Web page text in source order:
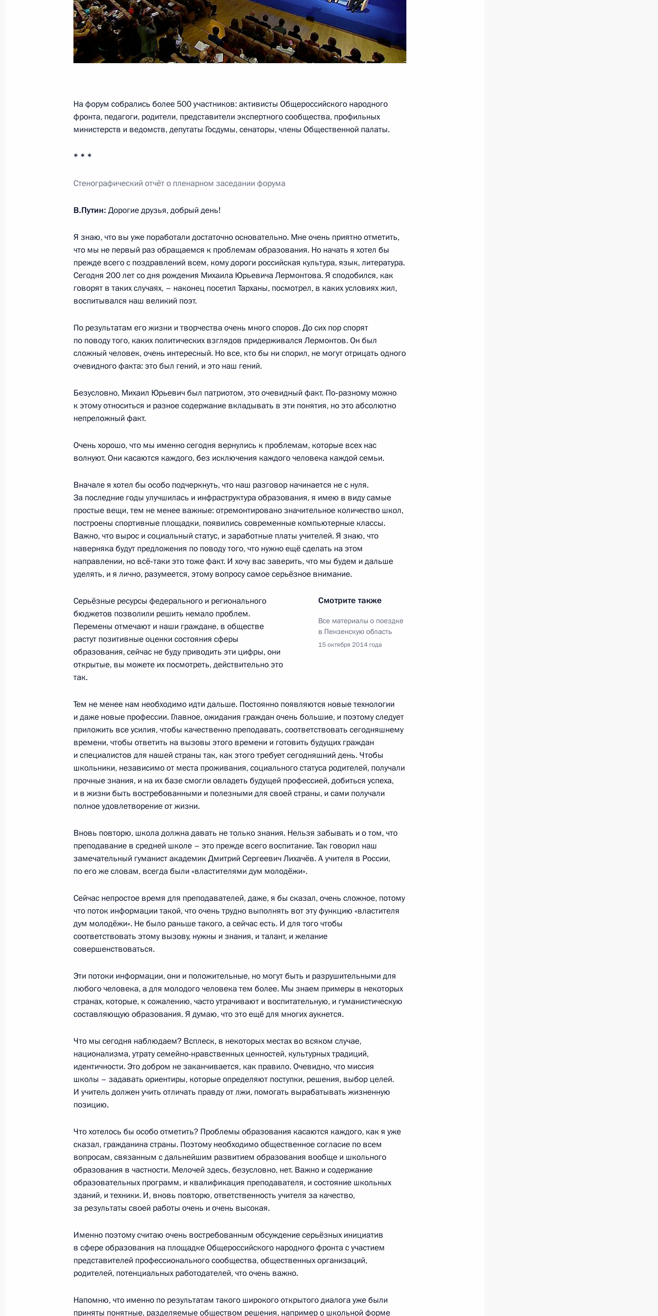
Встреча с Федеральным канцлером Австрии Вернером
Файманом
Встреча с премьер-министром Италии Маттео Ренци
17 октября 2014 года, 18:30 Милан
Саммит АСЕМ
17 октября 2014 года, 13:45 Милан
7
Рабочий завтрак от имени премьер-министра Италии Маттео
17 октября 2014 года, 12:10 Милан
Встреча с Сильвио Берлускони
17 октября 2014 года, 04:50 Милан
17 октября 2014 года, 04:30 Милан
Встреча с Президентом Италии Джорджо Наполитано
17 октября 2014 года, 00:45 Милан
16 октября 2014 года, четверг
Президент России прибыл в Милан для участия в саммите
Военный парад «Шаг победителя» в честь 70-летия
освобождения Белграда
16 октября 2014 года, 19:30
Беседа с Председателем Правительства Сербии Александром
Вучичем
16 октября 2014 года, 17:40 Белград
9
Владимиру Путину вручён Орден Республики Сербии I степени
Беседа с Президентом Сербии Томиславом Николичем
Посещение Мемориального комплекса освободителям Белграда
16 октября 2014 года, 15:00 Сербия
15 октября 2014 года, среда
Интервью газете «Политика»
Форум Общероссийского народного фронта «Качественное
образование во имя страны»
15 октября 2014 года, 21:20
Посещение Лермонтовского музея-заповедника «Тарханы»
15 октября 2014 года, 18:00 Пензенская область, село Лермонтово
Подписан закон, уточняющий порядок оформления ходатайства
15 октября 2014 года, 12:45
безнадзорности и правонарушений несовершеннолетних
15 октября 2014 года, 12:30
На форум собрались более 500 участников: активисты Общероссийского народного
фронта, педагоги, родители, представители экспертного сообщества, профильных
министерств и ведомств, депутаты Госдумы, сенаторы, члены Общественной палаты.
* * *
Стенографический отчёт о пленарном заседании форума
В.Путин: Дорогие друзья, добрый день!
Я знаю, что вы уже поработали достаточно основательно. Мне очень приятно отметить,
что мы не первый раз обращаемся к проблемам образования. Но начать я хотел бы
прежде всего с поздравлений всем, кому дороги российская культура, язык, литература.
Сегодня 200 лет со дня рождения Михаила Юрьевича Лермонтова. Я сподобился, как
говорят в таких случаях, – наконец посетил Тарханы, посмотрел, в каких условиях жил,
воспитывался наш великий поэт.
По результатам его жизни и творчества очень много споров. До сих пор спорят
по поводу того, каких политических взглядов придерживался Лермонтов. Он был
сложный человек, очень интересный. Но все, кто бы ни спорил, не могут отрицать одного
очевидного факта: это был гений, и это наш гений.
Безусловно, Михаил Юрьевич был патриотом, это очевидный факт. По‑разному можно
к этому относиться и разное содержание вкладывать в эти понятия, но это абсолютно
непреложный факт.
Очень хорошо, что мы именно сегодня вернулись к проблемам, которые всех нас
волнуют. Они касаются каждого, без исключения каждого человека каждой семьи.
Вначале я хотел бы особо подчеркнуть, что наш разговор начинается не с нуля.
За последние годы улучшилась и инфраструктура образования, я имею в виду самые
простые вещи, тем не менее важные: отремонтировано значительное количество школ,
построены спортивные площадки, появились современные компьютерные классы.
Важно, что вырос и социальный статус, и заработные платы учителей. Я знаю, что
наверняка будут предложения по поводу того, что нужно ещё сделать на этом
направлении, но всё‑таки это тоже факт. И хочу вас заверить, что мы будем и дальше
уделять, и я лично, разумеется, этому вопросу самое серьёзное внимание.
Смотрите также
Все материалы о поездке
в Пензенскую область
15 октября 2014 года
Серьёзные ресурсы федерального и регионального
бюджетов позволили решить немало проблем.
Перемены отмечают и наши граждане, в обществе
растут позитивные оценки состояния сферы
образования, сейчас не буду приводить эти цифры, они
открытые, вы можете их посмотреть, действительно это
так.
Тем не менее нам необходимо идти дальше. Постоянно появляются новые технологии
и даже новые профессии. Главное, ожидания граждан очень большие, и поэтому следует
приложить все усилия, чтобы качественно преподавать, соответствовать сегодняшнему
времени, чтобы ответить на вызовы этого времени и готовить будущих граждан
и специалистов для нашей страны так, как этого требует сегодняшний день. Чтобы
школьники, независимо от места проживания, социального статуса родителей, получали
прочные знания, и на их базе смогли овладеть будущей профессией, добиться успеха,
и в жизни быть востребованными и полезными для своей страны, и сами получали
полное удовлетворение от жизни.
Вновь повторю, школа должна давать не только знания. Нельзя забывать и о том, что
преподавание в средней школе – это прежде всего воспитание. Так говорил наш
замечательный гуманист академик Дмитрий Сергеевич Лихачёв. А учителя в России,
по его же словам, всегда были «властителями дум молодёжи».
Сейчас непростое время для преподавателей, даже, я бы сказал, очень сложное, потому
что поток информации такой, что очень трудно выполнять вот эту функцию «властителя
дум молодёжи». Не было раньше такого, а сейчас есть. И для того чтобы
соответствовать этому вызову, нужны и знания, и талант, и желание
совершенствоваться.
Эти потоки информации, они и положительные, но могут быть и разрушительными для
любого человека, а для молодого человека тем более. Мы знаем примеры в некоторых
странах, которые, к сожалению, часто утрачивают и воспитательную, и гуманистическую
составляющую образования. Я думаю, что это ещё для многих аукнется.
Что мы сегодня наблюдаем? Всплеск, в некоторых местах во всяком случае,
национализма, утрату семейно-нравственных ценностей, культурных традиций,
идентичности. Это добром не заканчивается, как правило. Очевидно, что миссия
школы – задавать ориентиры, которые определяют поступки, решения, выбор целей.
И учитель должен учить отличать правду от лжи, помогать вырабатывать жизненную
позицию.
Что хотелось бы особо отметить? Проблемы образования касаются каждого, как я уже
сказал, гражданина страны. Поэтому необходимо общественное согласие по всем
вопросам, связанным с дальнейшим развитием образования вообще и школьного
образования в частности. Мелочей здесь, безусловно, нет. Важно и содержание
образовательных программ, и квалификация преподавателя, и состояние школьных
зданий, и техники. И, вновь повторю, ответственность учителя за качество,
за результаты своей работы очень и очень высокая.
Именно поэтому считаю очень востребованным обсуждение серьёзных инициатив
в сфере образования на площадке Общероссийского народного фронта с участием
представителей профессионального сообщества, общественных организаций,
родителей, потенциальных работодателей, что очень важно.
Напомню, что именно по результатам такого широкого открытого диалога уже были
приняты понятные, разделяемые обществом решения, например о школьной форме